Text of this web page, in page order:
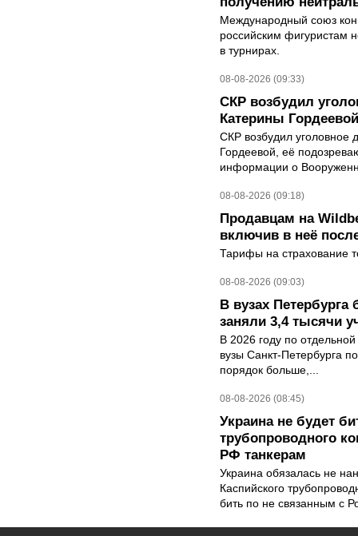
Международный союз
российским фигуристам
в турнирах.
08-08-2026 (09:33)
СКР возбудил
Катерины Гордеевой
СКР возбудил уголовное
Гордеевой, её
информации о
08-08-2026 (09:18)
Продавцам на
включив в неё
Тарифы на страхование
08-08-2026 (09:03)
В вузах
заняли 3,4 тысячи
В 2026 году по
вузы Санкт-Петербурга
порядок больше,...
08-08-2026 (08:45)
Украина не будет
трубопроводного
РФ танкерам
Украина обязалась не
Каспийского
бить по не связанным с